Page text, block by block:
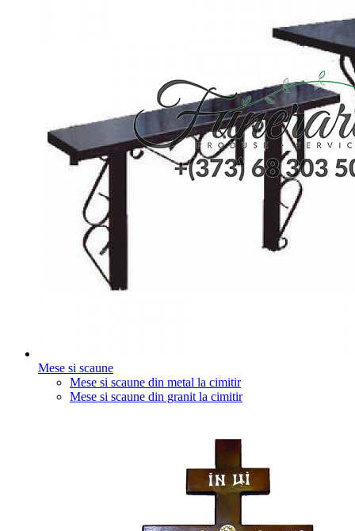
Mese si scaune
Mese si scaune din metal la cimitir
Mese si scaune din granit la cimitir